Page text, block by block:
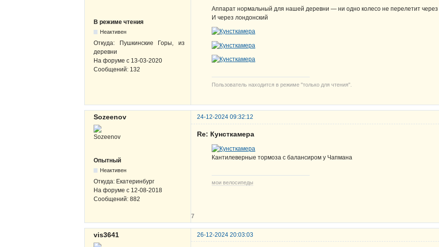
В режиме чтения
Неактивен
Откуда: Пушкинские Горы, из
деревни
На форуме с 13-03-2020
Сообщений: 132
Аппарат нормальный для нашей деревни — ни одно колесо не перелетит через
И через лондонский
Пользователь находится в режиме "только для чтения".
Sozeenov 24-12-2024 09:32:12
Опытный
Неактивен
Откуда: Екатеринбург
На форуме с 12-08-2018
Сообщений: 882
Re: Кунсткамера
Кантилеверные тормоза с балансиром у Чапмана
мои велосипеды
7
vis3641 26-12-2024 20:03:03